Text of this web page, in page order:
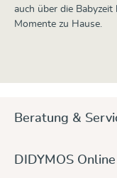
auch über die
Momente zu Hause.
Beratung &
DIDYMOS